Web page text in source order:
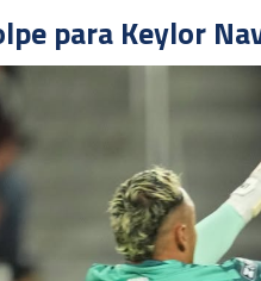
para Keylor